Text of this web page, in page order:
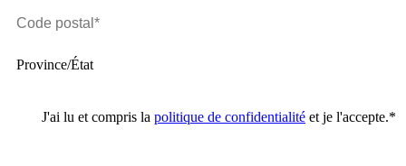
Province/État
J'ai lu et compris la politique de confidentialité et je l'accepte.*